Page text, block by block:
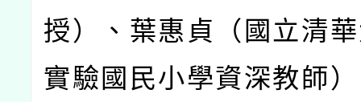
授）、葉惠貞（國立清
實驗國民小學資深教師